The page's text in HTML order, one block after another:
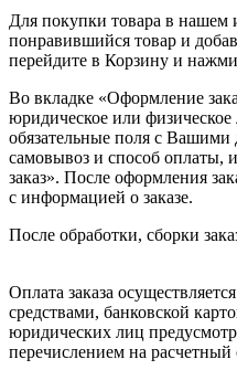
Для покупки товара в нашем
понравившийся товар и
перейдите в Корзину и
Во вкладке «Оформление
юридическое или физическое
обязательные поля с
самовывоз и способ оплаты,
заказ». После оформления
с информацией о заказе.
После обработки, сборки
Оплата заказа
средствами, банковской
юридических лиц
перечислением на расчетный